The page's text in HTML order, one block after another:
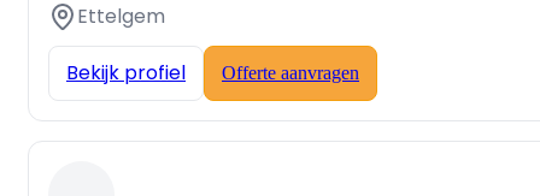
Ettelgem
Bekijk profiel Offerte aanvragen